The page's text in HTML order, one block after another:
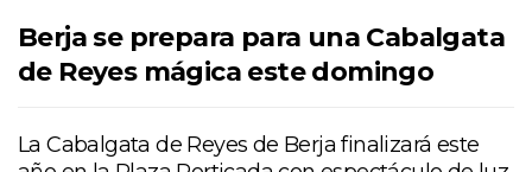
Berja se prepara para una Cabalgata
de Reyes mágica este domingo
La Cabalgata de Reyes de Berja finalizará este